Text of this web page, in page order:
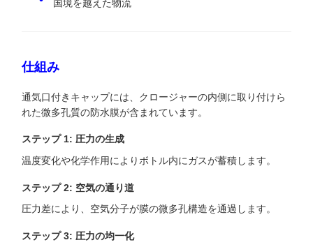
国境を越えた物流
仕組み
通気口付きキャップには、クロージャーの内側に取​​り付けら
れた微多孔質の防水膜が含まれています。
ステップ 1: 圧力の生成
温度変化や化学作用によりボトル内にガスが蓄積します。
ステップ 2: 空気の通り道
圧力差により、空気分子が膜の微多孔構造を通過します。
ステップ 3: 圧力の均一化